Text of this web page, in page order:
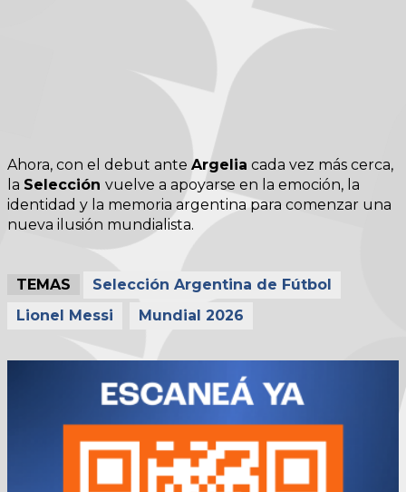
Ahora, con el debut ante Argelia cada vez más cerca,
la Selección vuelve a apoyarse en la emoción, la
identidad y la memoria argentina para comenzar una
nueva ilusión mundialista.
TEMAS
Selección Argentina de Fútbol
Lionel Messi
Mundial 2026